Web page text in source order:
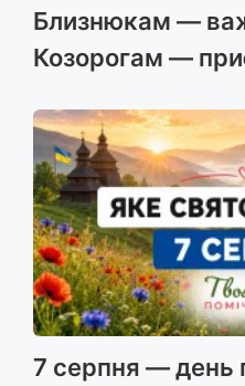
Близнюкам —
Козорогам —
7 серпня — день